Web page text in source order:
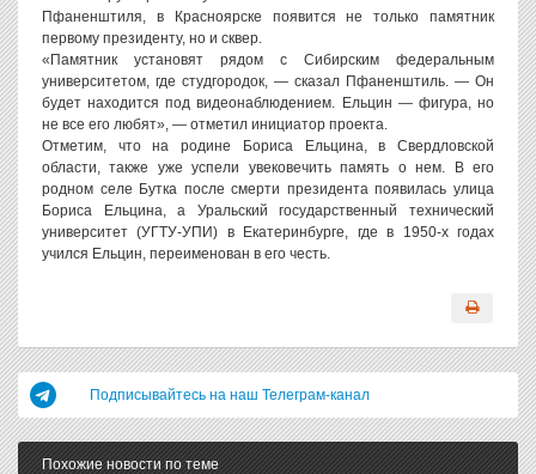
Пфаненштиля, в Красноярске появится не только памятник
первому президенту, но и сквер.
«Памятник установят рядом с Сибирским федеральным
университетом, где студгородок, — сказал Пфаненштиль. — Он
будет находится под видеонаблюдением. Ельцин — фигура, но
не все его любят», — отметил инициатор проекта.
Отметим, что на родине Бориса Ельцина, в Свердловской
области, также уже успели увековечить память о нем. В его
родном селе Бутка после смерти президента появилась улица
Бориса Ельцина, а Уральский государственный технический
университет (УГТУ-УПИ) в Екатеринбурге, где в 1950-х годах
учился Ельцин, переименован в его честь.
Подписывайтесь на наш Телеграм-канал
Похожие новости по теме